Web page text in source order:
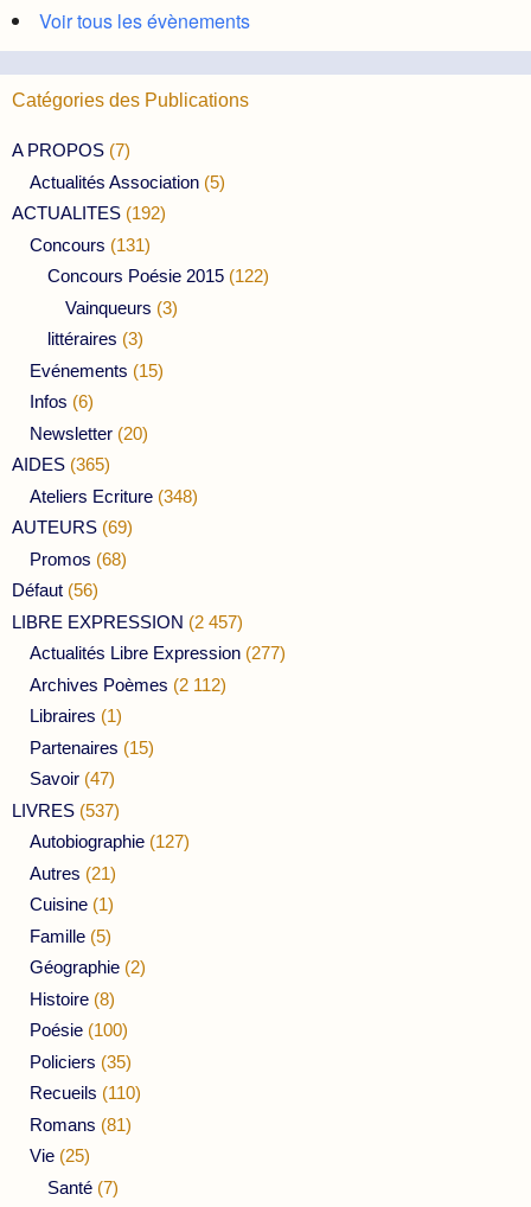
Voir tous les évènements
Catégories des Publications
A PROPOS (7)
Actualités Association (5)
ACTUALITES (192)
Concours (131)
Concours Poésie 2015 (122)
Vainqueurs (3)
littéraires (3)
Evénements (15)
Infos (6)
Newsletter (20)
AIDES (365)
Ateliers Ecriture (348)
AUTEURS (69)
Promos (68)
Défaut (56)
LIBRE EXPRESSION (2 457)
Actualités Libre Expression (277)
Archives Poèmes (2 112)
Libraires (1)
Partenaires (15)
Savoir (47)
LIVRES (537)
Autobiographie (127)
Autres (21)
Cuisine (1)
Famille (5)
Géographie (2)
Histoire (8)
Poésie (100)
Policiers (35)
Recueils (110)
Romans (81)
Vie (25)
Santé (7)